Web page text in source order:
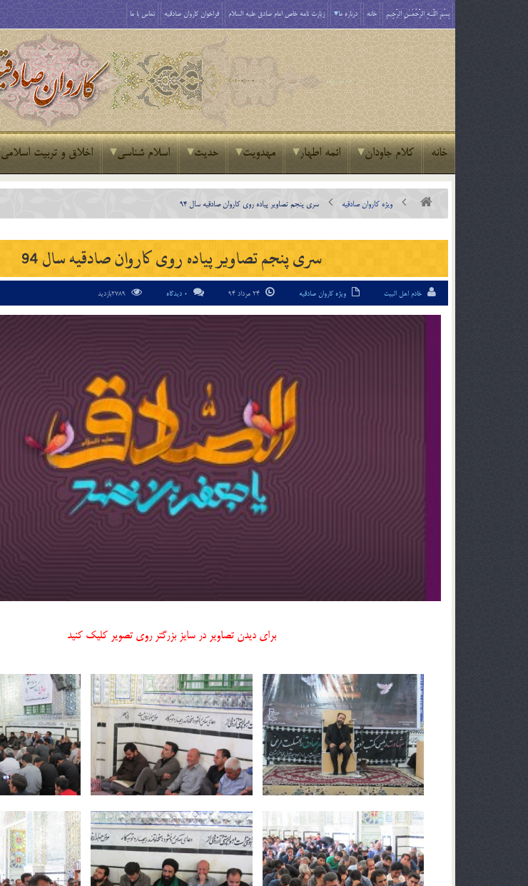
بِسْمِ اللَّـهِ الرَّحْمَـٰنِ الرَّحِيمِ خانه درباره ما زیارت نامه خاص امام صادق علیه السلام فراخوان کاروان صادقیه تماس با ما
خانه کلام جاودان ائمه اطهار مهدویت حدیث اسلام شناسی اخلاق و تربیت اسلامی
ویژه کاروان صادقیه سری پنجم تصاویر پیاده روی کاروان صادقیه سال 94
سری پنجم تصاویر پیاده روی کاروان صادقیه سال 94
خادم اهل البیت ویژه کاروان صادقیه 0 دیدگاه
برای دیدن تصاویر در سایز بزرگتر روی تصویر کلیک کنید